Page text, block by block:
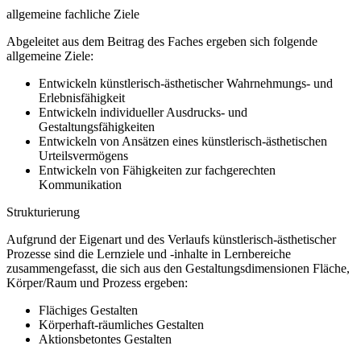
allgemeine fachliche Ziele
Abgeleitet aus dem Beitrag des Faches ergeben sich folgende
allgemeine Ziele:
Entwickeln künstlerisch-ästhetischer Wahrnehmungs- und
Erlebnisfähigkeit
Entwickeln individueller Ausdrucks- und
Gestaltungsfähigkeiten
Entwickeln von Ansätzen eines künstlerisch-ästhetischen
Urteilsvermögens
Entwickeln von Fähigkeiten zur fachgerechten
Kommunikation
Strukturierung
Aufgrund der Eigenart und des Verlaufs künstlerisch-ästhetischer
Prozesse sind die Lernziele und -inhalte in Lernbereiche
zusammengefasst, die sich aus den Gestaltungsdimensionen Fläche,
Körper/Raum und Prozess ergeben:
Flächiges Gestalten
Körperhaft-räumliches Gestalten
Aktionsbetontes Gestalten